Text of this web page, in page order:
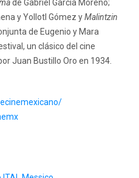
de Gabriel García Moreno;
y Yollotl Gómez yMalintzin
de Eugenio y Mara
un clásico del cine
Juan Bustillo Oro en 1934.